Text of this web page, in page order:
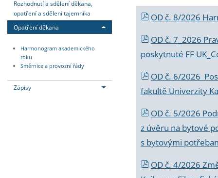
Rozhodnutí a sdělení děkana,
opatření a sdělení tajemníka
Opatření děkana
Harmonogram akademického
roku
Směrnice a provozní řády
Zápisy
OD č. 8/2026
OD č. 7_2026
poskytnuté FF
OD č. 6/2026
fakultě Univerzity
OD č. 5/2026
z úvěru na bytové
s bytovými
OD č. 4/2026